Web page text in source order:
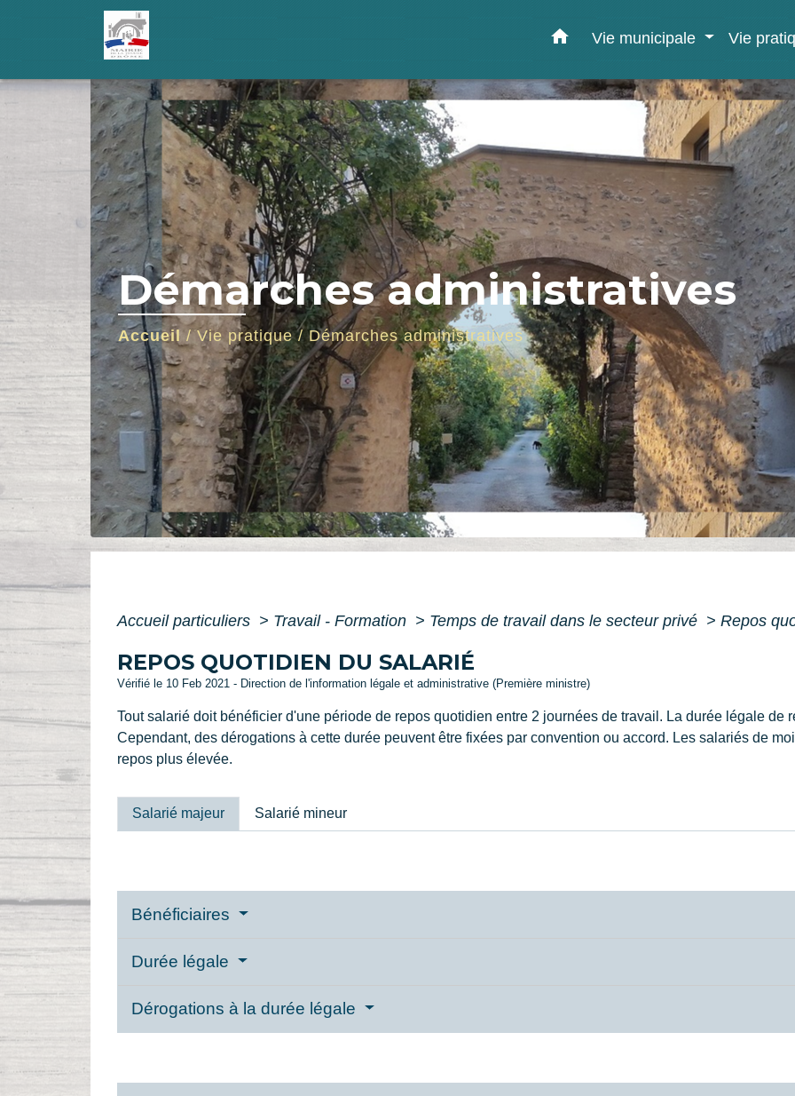
home Vie municipale Vie
Démarches administratives
Accueil / Vie pratique/Démarches administratives
Accueil particuliers > Travail - Formation > Temps de travail dans le secteur privé > Repos
REPOS QUOTIDIEN DU SALARIÉ
Vérifié le 10 Feb 2021 - Direction de l'information légale et administrative (Première ministre)
Tout salarié doit bénéficier d'une période de repos quotidien entre 2 journées de travail. La durée légale de
Cependant, des dérogations à cette durée peuvent être fixées par convention ou accord. Les salariés de
repos plus élevée.
Salarié majeur Salarié mineur
Bénéficiaires
Durée légale
Dérogations à la durée légale